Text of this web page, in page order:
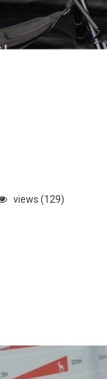
views (129)